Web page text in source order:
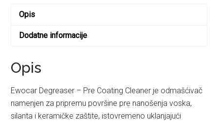
Opis
Dodatne informacije
Opis
Ewocar Degreaser – Pre Coating Cleaner je odmašćivač
namenjen za pripremu površine pre nanošenja voska,
silanta i keramičke zaštite, istovremeno uklanjajući